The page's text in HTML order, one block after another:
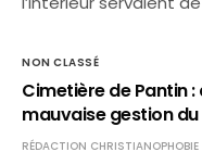
NON CLASSÉ
Cimetière de Pantin
mauvaise gestion
RÉDACTION CHRISTIANOPHOBIE